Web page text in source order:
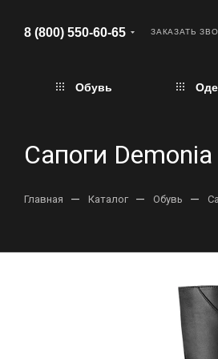
8 (800) 550-60-65 ЗАКАЗАТЬ
Обувь
Сапоги
Главная — Каталог — Обувь —